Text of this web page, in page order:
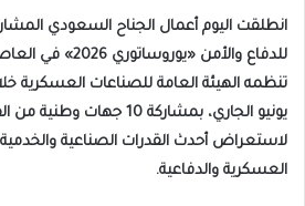
انطلقت اليوم أعمال الجناح السعودي
للدفاع والأمن
يونيو الجاري، بمشاركة 10
لاستعراض أحدث القدرات الصناعية
العسكرية والدفاعية.